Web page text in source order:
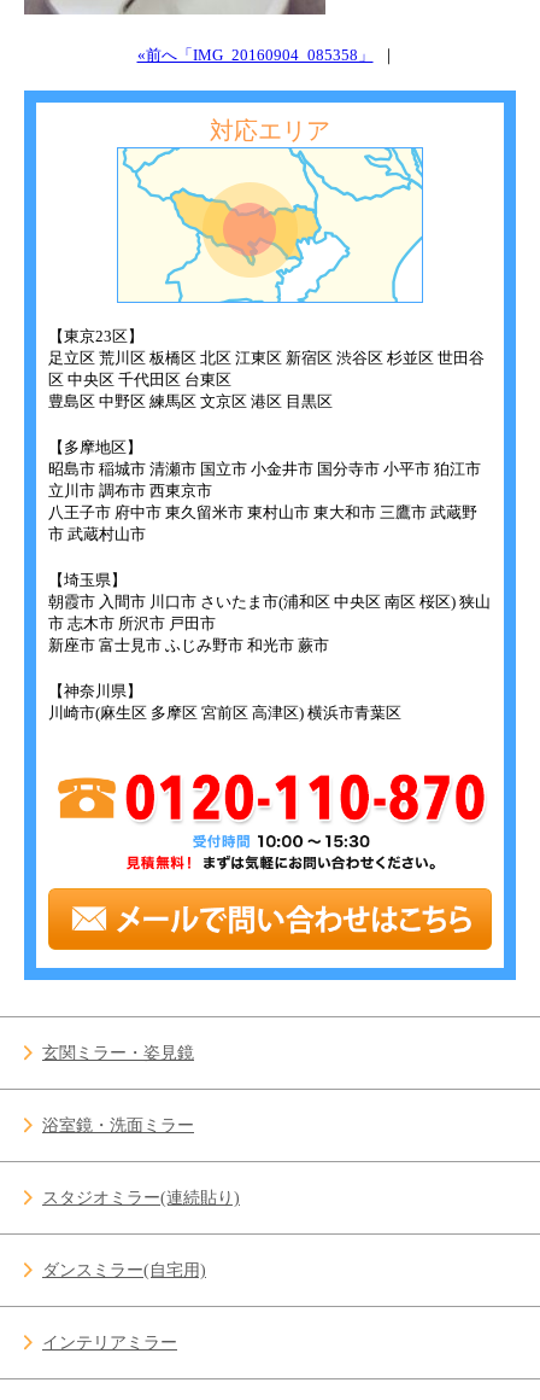
«前へ「IMG_20160904_085358」 ｜
対応エリア
【東京23区】
足立区 荒川区 板橋区 北区 江東区 新宿区 渋谷区 杉並区 世田谷
区 中央区 千代田区 台東区
豊島区 中野区 練馬区 文京区 港区 目黒区
【多摩地区】
昭島市 稲城市 清瀬市 国立市 小金井市 国分寺市 小平市 狛江市
立川市 調布市 西東京市
八王子市 府中市 東久留米市 東村山市 東大和市 三鷹市 武蔵野
市 武蔵村山市
【埼玉県】
朝霞市 入間市 川口市 さいたま市(浦和区 中央区 南区 桜区) 狭山
市 志木市 所沢市 戸田市
新座市 富士見市 ふじみ野市 和光市 蕨市
【神奈川県】
川崎市(麻生区 多摩区 宮前区 高津区) 横浜市青葉区
玄関ミラー・姿見鏡
浴室鏡・洗面ミラー
スタジオミラー(連続貼り)
ダンスミラー(自宅用)
インテリアミラー